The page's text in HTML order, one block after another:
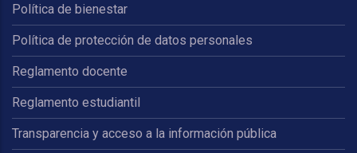
Política de bienestar
Política de protección de datos personales
Reglamento docente
Reglamento estudiantil
Transparencia y acceso a la información pública